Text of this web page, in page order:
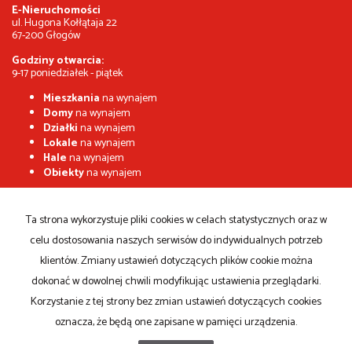
E-Nieruchomości
ul. Hugona Kołłątaja 22
67-200 Głogów
Godziny otwarcia:
9-17 poniedziałek - piątek
Mieszkaniana wynajem
Domyna wynajem
Działkina wynajem
Lokalena wynajem
Halena wynajem
Obiektyna wynajem
Domyna sprzedaż
Działkina sprzedaż
Lokalena sprzedaż
Halena sprzedaż
Obiekty na sprzedaż
Strona główna Kontakt notatnik Kup Sprzedaj
Ta strona wykorzystuje pliki cookies w celach statystycznych oraz w
celu dostosowania naszych serwisów do indywidualnych potrzeb
klientów. Zmiany ustawień dotyczących plików cookie można
dokonać w dowolnej chwili modyfikując ustawienia przeglądarki.
Korzystanie z tej strony bez zmian ustawień dotyczących cookies
oznacza, że będą one zapisane w pamięci urządzenia.